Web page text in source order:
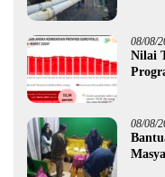
08/08/
Nilai
08/08/